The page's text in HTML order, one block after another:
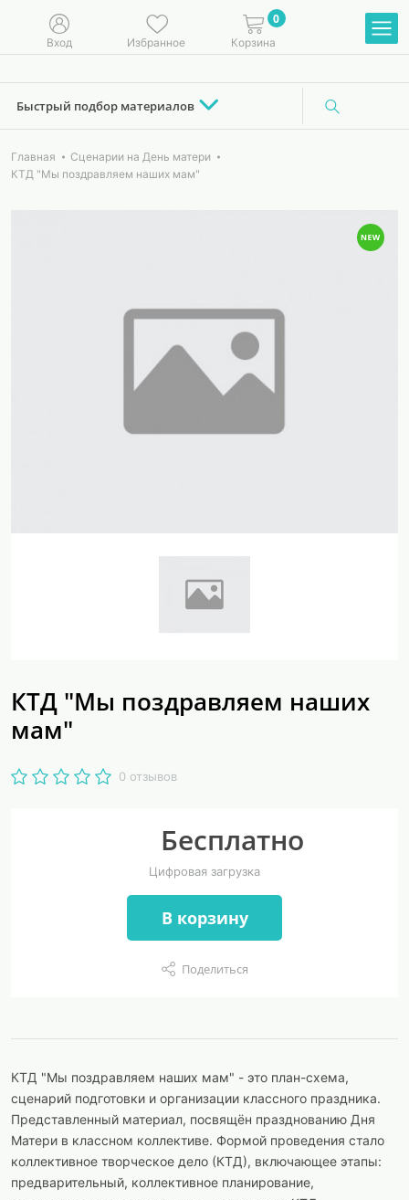
Вход Избранное
0
Корзина
Быстрый подбор материалов
Главная
Сценарии на День матери
КТД "Мы поздравляем наших мам"
КТД "Мы поздравляем наших
мам"
0 отзывов
Бесплатно
Цифровая загрузка
В корзину
Поделиться
КТД "Мы поздравляем наших мам" - это план-схема,
сценарий подготовки и организации классного праздника.
Представленный материал, посвящён празднованию Дня
Матери в классном коллективе. Формой проведения стало
коллективное творческое дело (КТД), включающее этапы:
предварительный, коллективное планирование,